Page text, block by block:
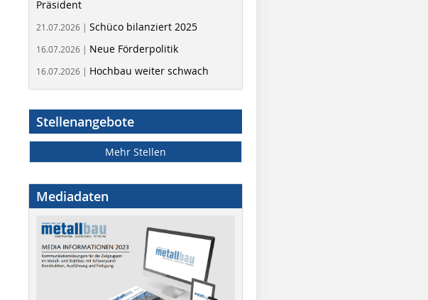
Präsident
21.07.2026 | Schüco bilanziert 2025
16.07.2026 | Neue Förderpolitik
16.07.2026 | Hochbau weiter schwach
Stellenangebote
Mehr Stellen
Mediadaten